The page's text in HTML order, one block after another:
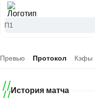
П1
Превью Протокол Кэфы
История матча